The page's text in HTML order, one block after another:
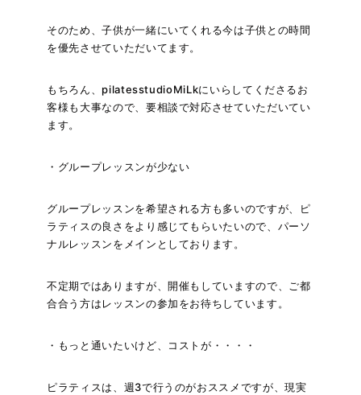
そのため、子供が一緒にいてくれる今は子供との時間
を優先させていただいてます。
もちろん、pilatesstudioMiLkにいらしてくださるお
客様も大事なので、要相談で対応させていただいてい
ます。
・グループレッスンが少ない
グループレッスンを希望される方も多いのですが、ピ
ラティスの良さをより感じてもらいたいので、パーソ
ナルレッスンをメインとしております。
不定期ではありますが、開催もしていますので、ご都
合合う方はレッスンの参加をお待ちしています。
・もっと通いたいけど、コストが・・・・
ピラティスは、週3で行うのがおススメですが、現実